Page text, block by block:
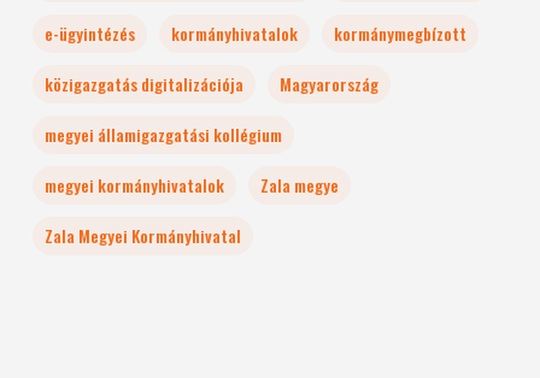
e-ügyintézés
kormányhivatalok
kormánymegbízott
közigazgatás digitalizációja
Magyarország
megyei államigazgatási kollégium
megyei kormányhivatalok
Zala megye
Zala Megyei Kormányhivatal